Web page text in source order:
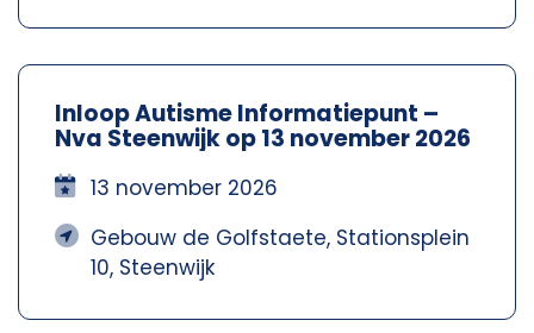
Inloop Autisme Informatiepunt –
Nva Steenwijk op 13 november 2026
13 november 2026
Gebouw de Golfstaete, Stationsplein
10, Steenwijk